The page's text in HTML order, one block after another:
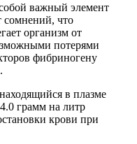
важный элемент
сомнений, что
организм от
потерями
фибриногену
в плазме
грамм на литр
крови при